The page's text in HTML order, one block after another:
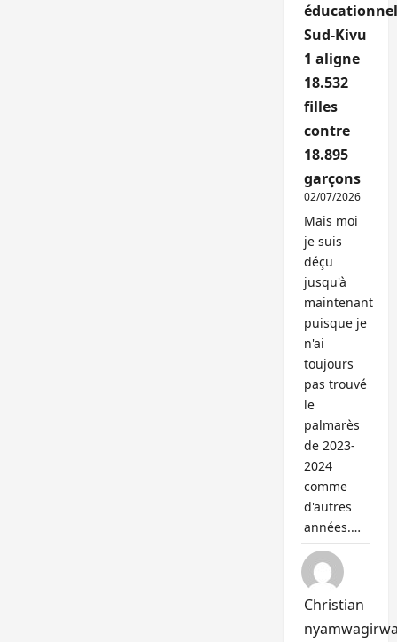
Sud-Kivu
1 aligne
18.532
filles
contre
18.895
garçons
02/07/2026
Mais moi
je suis
déçu
jusqu'à
maintenant
puisque je
n'ai
toujours
pas trouvé
le
palmarès
de 2023-
2024
comme
d'autres
années.…
Christian